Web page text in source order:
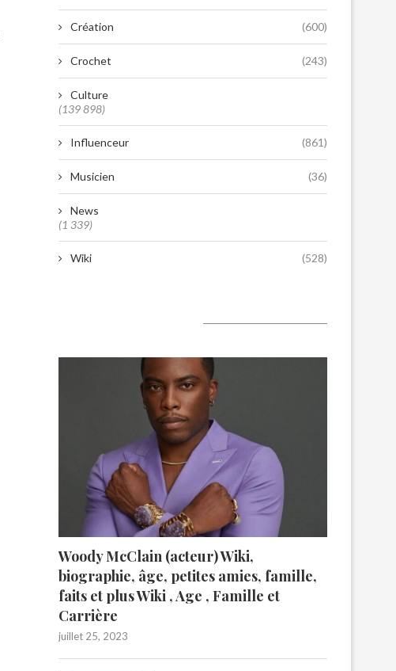
Création (600)
Crochet (243)
Culture
(139 898)
Influenceur (861)
Musicien (36)
News
(1 339)
Wiki (528)
Woody McClain (acteur) Wiki,
biographie, âge, petites amies, famille,
faits et plus Wiki , Age , Famille et
Carrière
juillet 25, 2023